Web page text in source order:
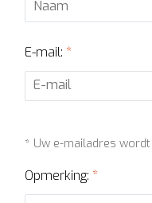
E-mail: *
* Uw e-mailadres
Opmerking: *